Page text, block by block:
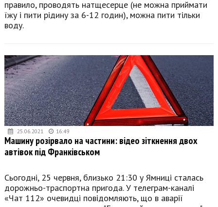
правило, проводять натщесерце (не можна приймати
їжу і пити рідину за 6-12 годин), можна пити тільки
воду.
25.06.2021 16:49
Машину розірвало на частини: відео зіткнення двох
автівок під Франківськом
Сьогодні, 25 червня, близько 21:30 у Ямниці сталась
дорожньо-траспортна пригода. У телеграм-каналі
«Чат 112» очевидці повідомляють, що в аварії